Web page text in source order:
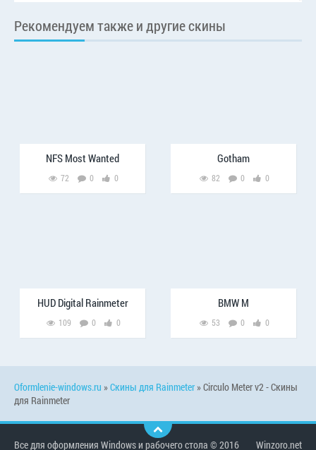
Рекомендуем также и другие скины
NFS Most Wanted
72 0 0
Gotham
82 0 0
HUD Digital Rainmeter
109 0 0
BMW M
53 0 0
Oformlenie-windows.ru »Скины для Rainmeter » Circulo Meter v2 - Скины
для Rainmeter
Все для оформления Windows и рабочего стола © 2016 Winzoro.net